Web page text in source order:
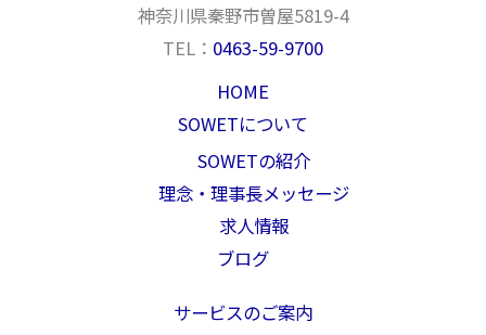
神奈川県秦野市曽屋5819-4
TEL： 0463-59-9700
HOME
SOWETについて
SOWETの紹介
理念・理事長メッセージ
求人情報
ブログ
サービスのご案内